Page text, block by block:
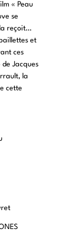
« Peau
se
reçoit…
et
ces
de Jacques
la
cette